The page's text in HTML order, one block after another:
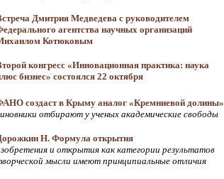
Дмитрия Медведева с руководителем
агентства научных организаций
Котюковым
конгресс «Инновационная практика: наука
бизнес» состоялся 22 октября
создаст в Крыму аналог «Кремниевой долины»
отбирают у ученых академические свободы
Н. Формула открытия
и открытия как категории результатов
мысли имеют принципиальные отличия